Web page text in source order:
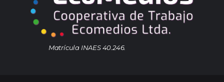
Matrícula INAES 40.246.